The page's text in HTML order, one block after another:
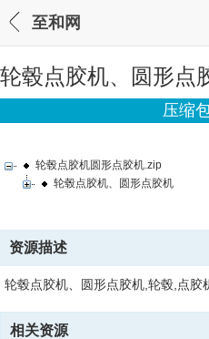
至和网
轮毂点胶机、圆形点
压缩
轮毂点胶机圆形点胶机.zip
轮毂点胶机、圆形点胶机
资源描述
轮毂点胶机、圆形点胶机,轮毂,点胶
相关资源